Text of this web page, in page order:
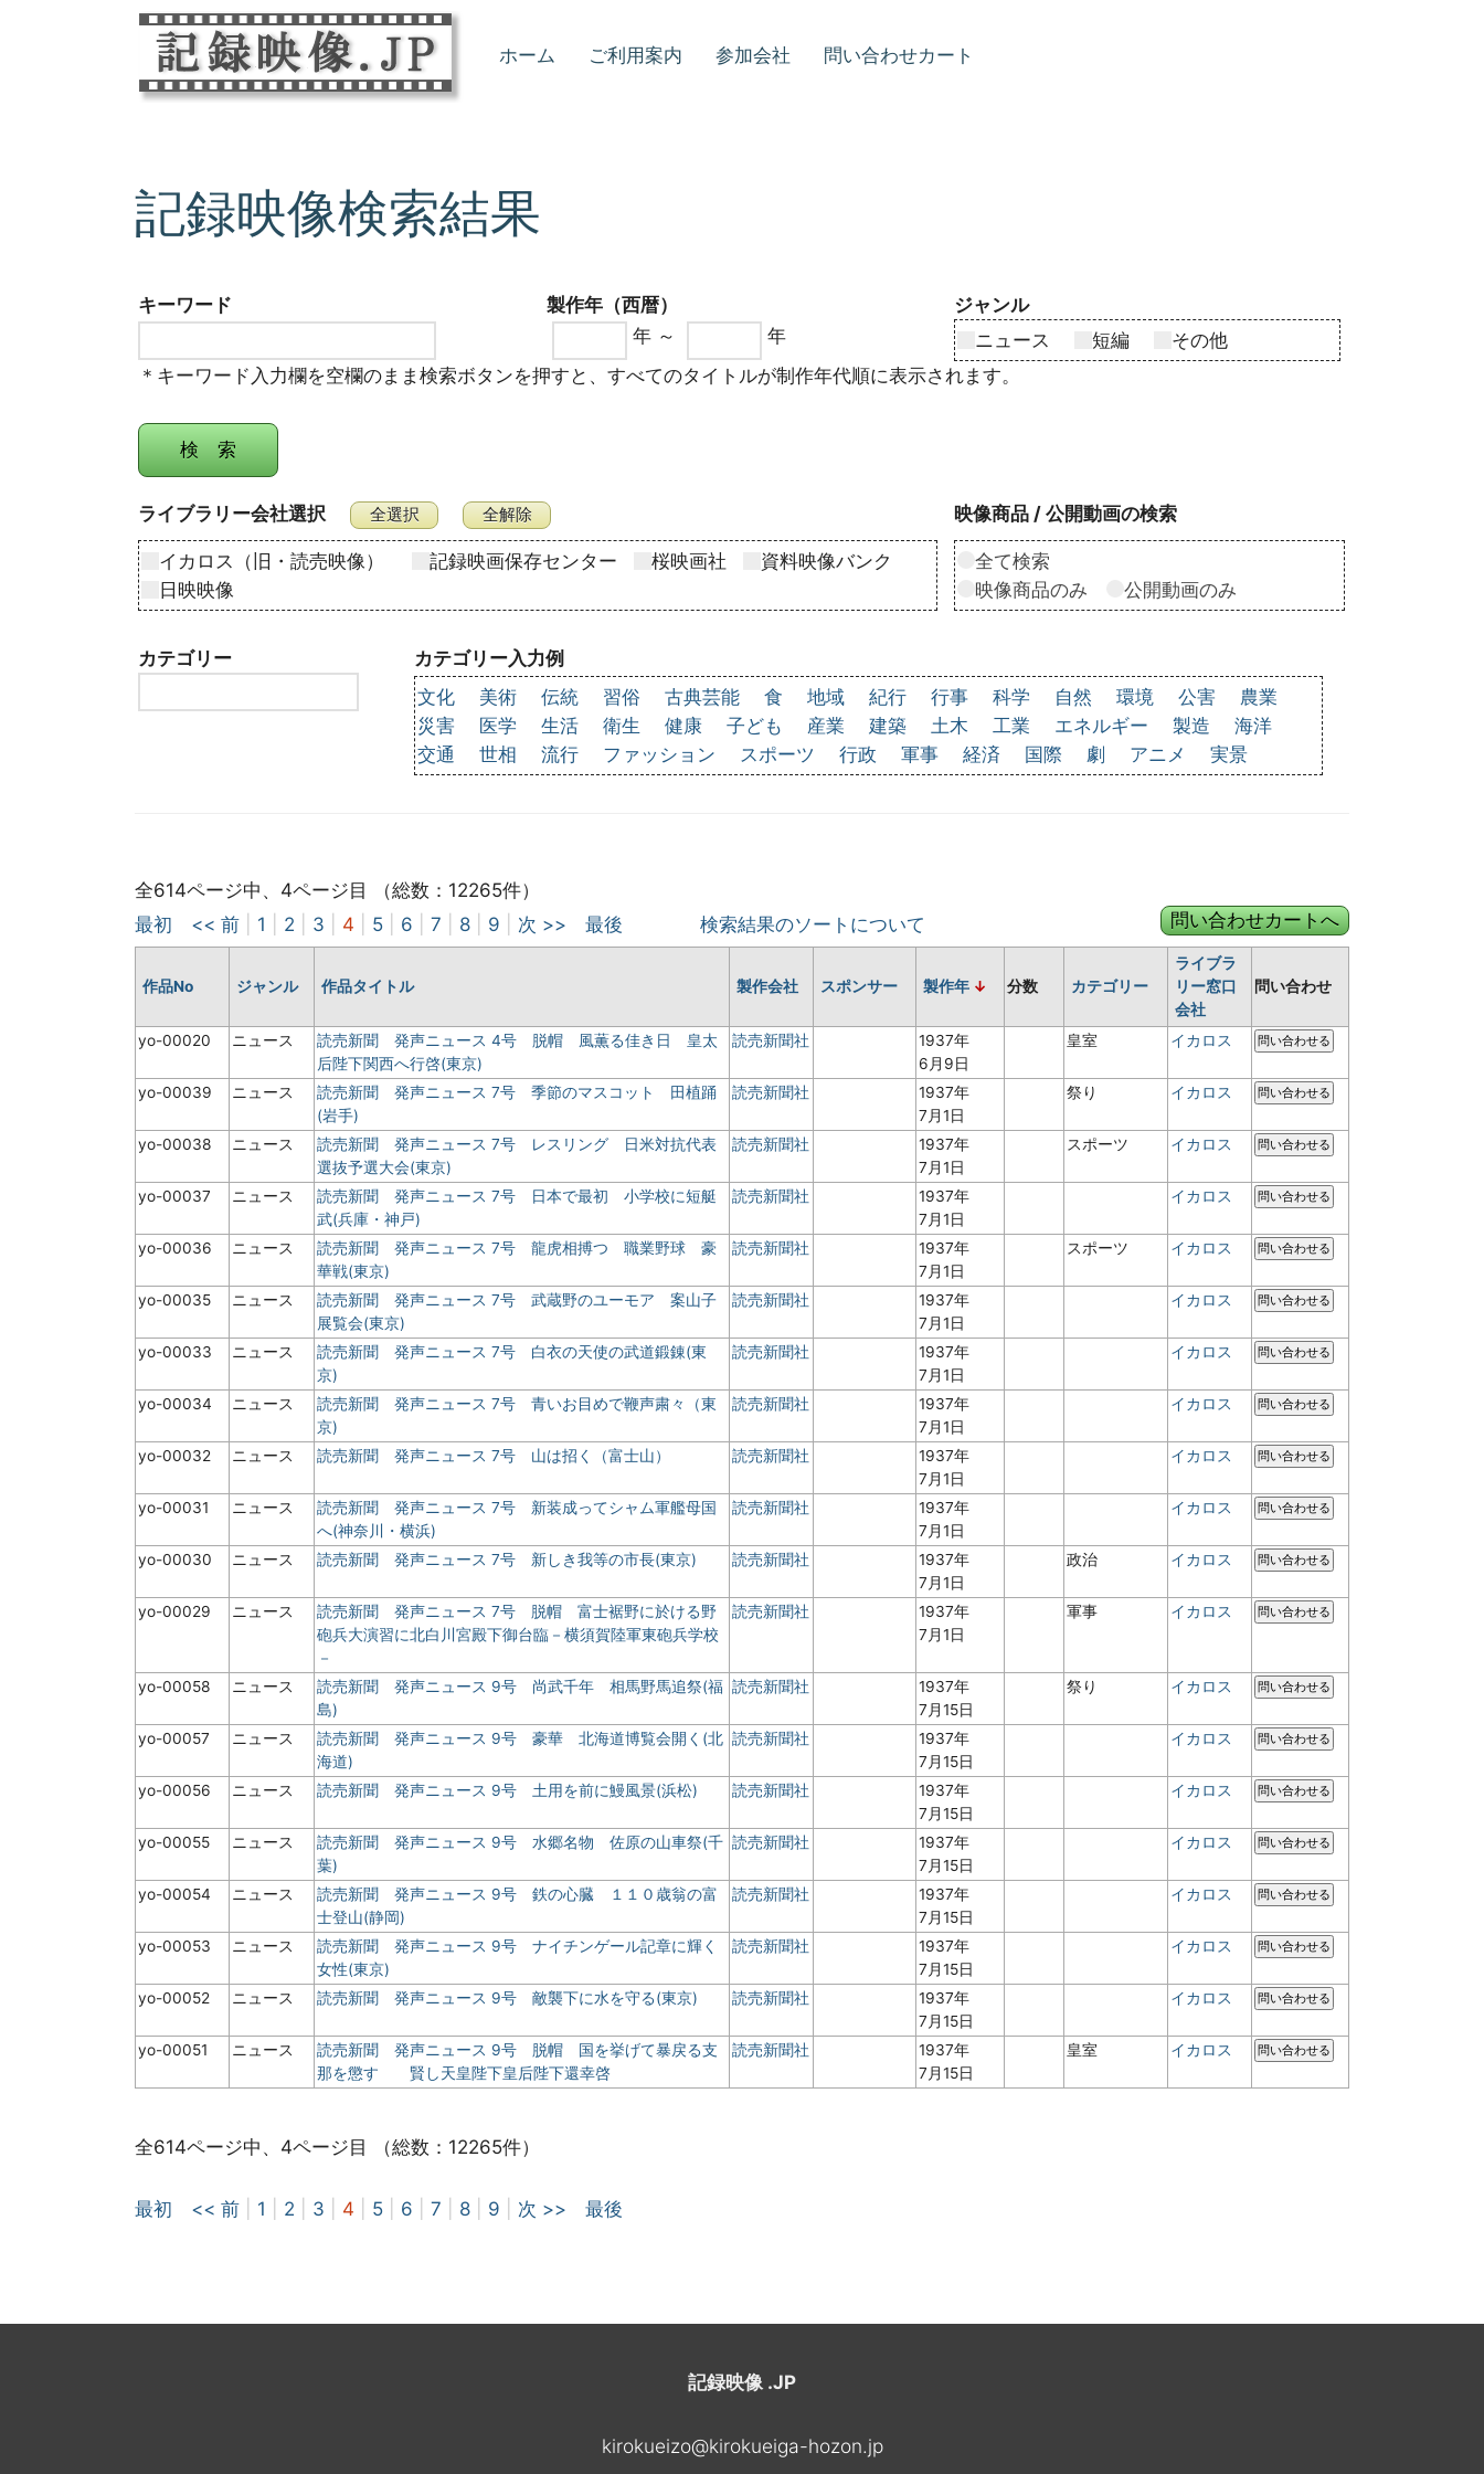
ホーム ご利用案内 参加会社 問い合わせカート
記録映像検索結果
キーワード
製作年（西暦）
年 ～
年
ジャンル
ニュース
短編
その他
＊キーワード入力欄を空欄のまま検索ボタンを押すと、すべてのタイトルが制作年代順に表示されます。
ライブラリー会社選択
イカロス（旧・読売映像） 記録映画保存センター 桜映画社
資料映像バンク
日映映像
映像商品 / 公開動画の検索
全て検索
映像商品のみ
公開動画のみ
カテゴリー
カテゴリー入力例
文化
美術 伝統 習俗 古典芸能 食 地域 紀行 行事 科学 自然 環境 公害
農業
災害
医学 生活 衛生 健康 子ども 産業 建築 土木 工業 エネルギー 製造
海洋
交通
世相 流行 ファッション スポーツ 行政 軍事 経済 国際 劇 アニメ 実景
全614ページ中、4ページ目 （総数：12265件）
最初
<< 前 1 2 3 4 5 6 7 8 9 次 >> 最後 検索結果のソートについて
作品No ジャンル 作品タイトル 製作会社 スポンサー 製作年 分数 カテゴリー
ライブラ
リー窓口
会社
問い合わせ
yo-00020 ニュース
読売新聞 発声ニュース 4号 脱帽 風薫る佳き日 皇太
后陛下関西へ行啓(東京)
読売新聞社
1937年
6月9日
皇室 イカロス 問い合わせる
yo-00039 ニュース
読売新聞 発声ニュース 7号 季節のマスコット 田植踊
(岩手)
読売新聞社
1937年
7月1日
祭り イカロス 問い合わせる
yo-00038 ニュース
読売新聞 発声ニュース 7号 レスリング 日米対抗代表
選抜予選大会(東京)
読売新聞社
1937年
7月1日
スポーツ イカロス 問い合わせる
yo-00037 ニュース
読売新聞 発声ニュース 7号 日本で最初 小学校に短艇
武(兵庫・神戸)
読売新聞社
1937年
7月1日
イカロス 問い合わせる
yo-00036 ニュース
読売新聞 発声ニュース 7号 龍虎相搏つ 職業野球 豪
華戦(東京)
読売新聞社
1937年
7月1日
スポーツ イカロス 問い合わせる
yo-00035 ニュース
読売新聞 発声ニュース 7号 武蔵野のユーモア 案山子
展覧会(東京)
読売新聞社
1937年
7月1日
イカロス 問い合わせる
yo-00033 ニュース
読売新聞 発声ニュース 7号 白衣の天使の武道鍛錬(東
京)
読売新聞社
1937年
7月1日
イカロス 問い合わせる
yo-00034 ニュース
読売新聞 発声ニュース 7号 青いお目めで鞭声粛々（東
京)
読売新聞社
1937年
7月1日
イカロス 問い合わせる
yo-00032 ニュース 読売新聞 発声ニュース 7号 山は招く（富士山） 読売新聞社
1937年
7月1日
イカロス 問い合わせる
yo-00031 ニュース
読売新聞 発声ニュース 7号 新装成ってシャム軍艦母国
へ(神奈川・横浜)
読売新聞社
1937年
7月1日
イカロス 問い合わせる
yo-00030 ニュース 読売新聞 発声ニュース 7号 新しき我等の市長(東京) 読売新聞社
1937年
7月1日
政治 イカロス 問い合わせる
yo-00029 ニュース
読売新聞 発声ニュース 7号 脱帽 富士裾野に於ける野
砲兵大演習に北白川宮殿下御台臨－横須賀陸軍東砲兵学校
－
読売新聞社
1937年
7月1日
軍事 イカロス 問い合わせる
yo-00058 ニュース
読売新聞 発声ニュース 9号 尚武千年 相馬野馬追祭(福
島)
読売新聞社
1937年
7月15日
祭り イカロス 問い合わせる
yo-00057 ニュース
読売新聞 発声ニュース 9号 豪華 北海道博覧会開く(北
海道)
読売新聞社
1937年
7月15日
イカロス 問い合わせる
yo-00056 ニュース 読売新聞 発声ニュース 9号 土用を前に鰻風景(浜松) 読売新聞社
1937年
7月15日
イカロス 問い合わせる
yo-00055 ニュース
読売新聞 発声ニュース 9号 水郷名物 佐原の山車祭(千
葉)
読売新聞社
1937年
7月15日
イカロス 問い合わせる
yo-00054 ニュース
読売新聞 発声ニュース 9号 鉄の心臓 １１０歳翁の富
士登山(静岡)
読売新聞社
1937年
7月15日
イカロス 問い合わせる
yo-00053 ニュース
読売新聞 発声ニュース 9号 ナイチンゲール記章に輝く
女性(東京)
読売新聞社
1937年
7月15日
イカロス 問い合わせる
yo-00052 ニュース 読売新聞 発声ニュース 9号 敵襲下に水を守る(東京) 読売新聞社
1937年
7月15日
イカロス 問い合わせる
yo-00051 ニュース
読売新聞 発声ニュース 9号 脱帽 国を挙げて暴戻る支
那を懲す 賢し天皇陛下皇后陛下還幸啓
読売新聞社
1937年
7月15日
皇室 イカロス 問い合わせる
全614ページ中、4ページ目 （総数：12265件）
最初 << 前 1 2 3 4 5 6 7 8 9 次 >> 最後
記録映像 .JP
kirokueizo@kirokueiga-hozon.jp